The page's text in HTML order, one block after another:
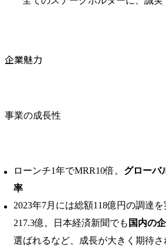
企業魅力
事業の成長性
ローンチ1年でMRR10倍。 グローバ
率
2023年7月には総額118億円の調達
217.3億。日本経済新聞でも 国内の
選ばれるなど、成長が大きく期待さ